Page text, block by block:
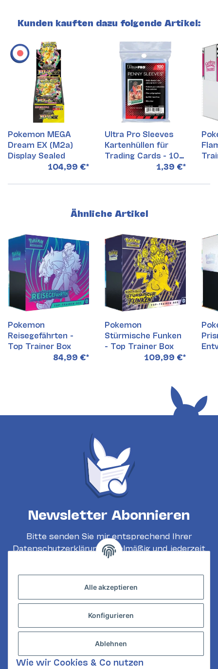
Kunden kauften dazu folgende Artikel:
Pokemon MEGA
Dream EX (M2a)
Display Sealed
104,99 €*
Ultra Pro Sleeves
Kartenhüllen für
Trading Cards - 100
1,39 €*
Ähnliche Artikel
Pokemon
Reisegefährten -
Top Trainer Box
84,99 €*
Pokemon
Stürmische Funken
- Top Trainer Box
109,99 €*
Newsletter Abonnieren
Bitte senden Sie mir entsprechend Ihrer
Datenschutzerklärungregelmäßig und jederzeit
widerruflich Informationen zu Ihrem
GESETZLICHE INFORMATIONEN
KONTAKT
Alle akzeptieren
Konfigurieren
Ablehnen
Wie wir Cookies & Co nutzen